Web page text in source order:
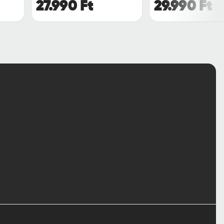
27.990 Ft 29.990 Ft